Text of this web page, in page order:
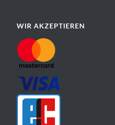
WIR AKZEPTIEREN